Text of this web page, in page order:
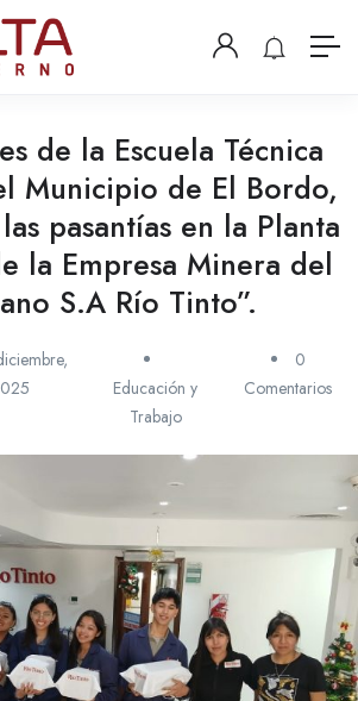
de la Escuela Técnica
Municipio de El Bordo,
pasantías en la Planta
la Empresa Minera del
S.A Río Tinto”.
Educación y
Trabajo
0
Comentarios